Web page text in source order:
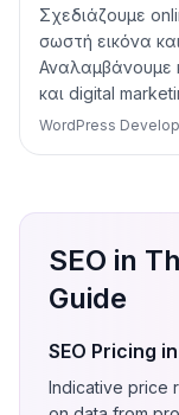
Σχεδιάζουμε
σωστή εικόνα
Αναλαμβάνουμε
και digital
WordPress
SEO in
Guide
SEO Pricing
Indicative price